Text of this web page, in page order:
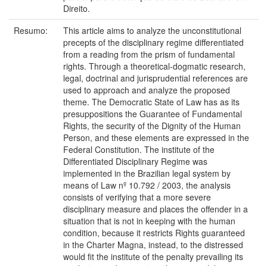
Direito.
Resumo:
This article aims to analyze the unconstitutional
precepts of the disciplinary regime differentiated
from a reading from the prism of fundamental
rights. Through a theoretical-dogmatic research,
legal, doctrinal and jurisprudential references are
used to approach and analyze the proposed
theme. The Democratic State of Law has as its
presuppositions the Guarantee of Fundamental
Rights, the security of the Dignity of the Human
Person, and these elements are expressed in the
Federal Constitution. The institute of the
Differentiated Disciplinary Regime was
implemented in the Brazilian legal system by
means of Law nº 10.792 / 2003, the analysis
consists of verifying that a more severe
disciplinary measure and places the offender in a
situation that is not in keeping with the human
condition, because it restricts Rights guaranteed
in the Charter Magna, instead, to the distressed
would fit the institute of the penalty prevailing its